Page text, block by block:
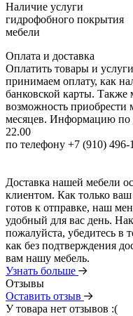
Наличие услуги
гидрофобного покрытия
мебели
Оплата и доставка
Оплатить товары и
принимаем оплату, как
банковской карты.
возможность приобрести
месяцев. Информацию по
22.00
по телефону +7 (910) 496-
Доставка нашей мебели
клиентом. Как только ваш
готов к отправке, наш
удобный для вас день.
пожалуйста, убедитесь в
как без подтверждения
вам нашу мебель.
Узнать больше
Отзывы
Оставить отзыв
У товара нет отзывов :(